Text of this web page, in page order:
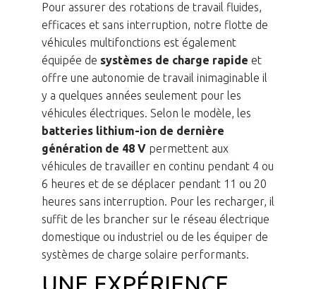
Pour assurer des rotations de travail fluides,
efficaces et sans interruption, notre flotte de
véhicules multifonctions est également
équipée de systèmes de charge rapide et
offre une autonomie de travail inimaginable il
y a quelques années seulement pour les
véhicules électriques. Selon le modèle, les
batteries lithium-ion de dernière
génération de 48 V permettent aux
véhicules de travailler en continu pendant 4 ou
6 heures et de se déplacer pendant 11 ou 20
heures sans interruption. Pour les recharger, il
suffit de les brancher sur le réseau électrique
domestique ou industriel ou de les équiper de
systèmes de charge solaire performants.
UNE EXPÉRIENCE